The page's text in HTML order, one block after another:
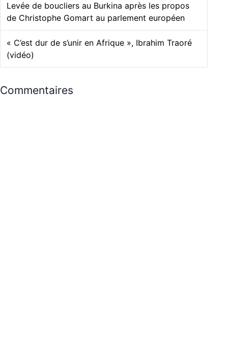
Levée de boucliers au Burkina après les propos
de Christophe Gomart au parlement européen
« C’est dur de s’unir en Afrique », Ibrahim Traoré
(vidéo)
Commentaires